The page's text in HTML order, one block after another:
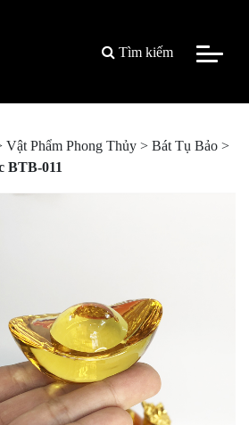
Tìm kiếm
Vật Phẩm Phong Thủy > Bát Tụ Bảo >
BTB-011